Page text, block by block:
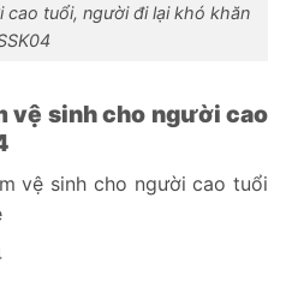
cao tuổi, người đi lại khó khăn
vệ sinh cho người cao
vệ sinh cho người cao tuổi